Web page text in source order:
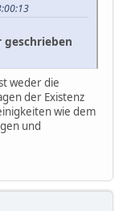
geschrieben
weder die
der Existenz
wie dem
und